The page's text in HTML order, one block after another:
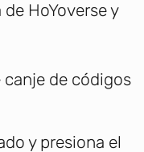
HoYoverse y
de códigos
y presiona el